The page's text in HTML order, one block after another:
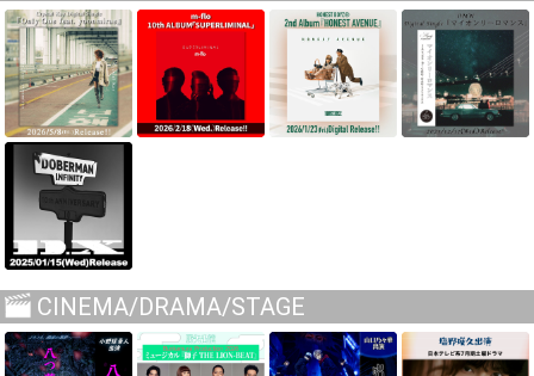
CINEMA/DRAMA/STAGE